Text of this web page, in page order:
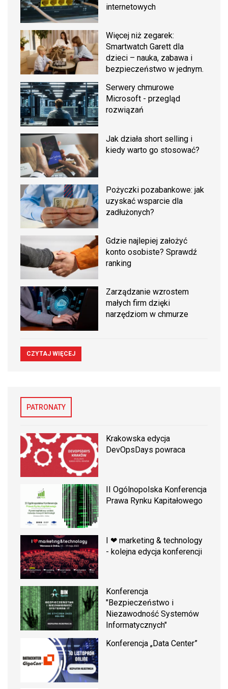
internetowych
Więcej niż zegarek:
Smartwatch Garett dla
dzieci – nauka, zabawa i
bezpieczeństwo w jednym.
Serwery chmurowe
Microsoft - przegląd
rozwiązań
Jak działa short selling i
kiedy warto go stosować?
Pożyczki pozabankowe: jak
uzyskać wsparcie dla
zadłużonych?
Gdzie najlepiej założyć
konto osobiste? Sprawdź
ranking
Zarządzanie wzrostem
małych firm dzięki
narzędziom w chmurze
CZYTAJ WIĘCEJ
PATRONATY
Krakowska edycja
DevOpsDays powraca
II Ogólnopolska Konferencja
Prawa Rynku Kapitałowego
I ❤ marketing & technology
- kolejna edycja konferencji
Konferencja
"Bezpieczeństwo i
Niezawodność Systemów
Informatycznych"
Konferencja „Data Center”